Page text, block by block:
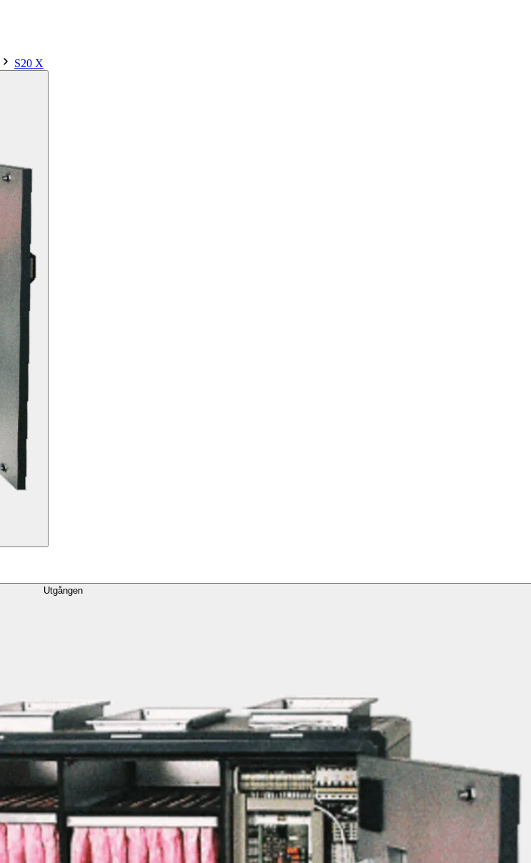
S20 X
Utgången